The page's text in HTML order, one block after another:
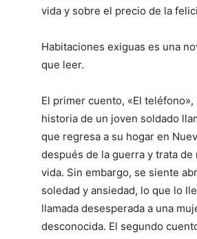
vida y sobre el precio de la
Habitaciones exiguas es una
que leer.
El primer cuento, «El teléfono»,
historia de un joven soldado
que regresa a su hogar en
después de la guerra y trata de
vida. Sin embargo, se siente
soledad y ansiedad, lo que lo
llamada desesperada a una
desconocida. El segundo